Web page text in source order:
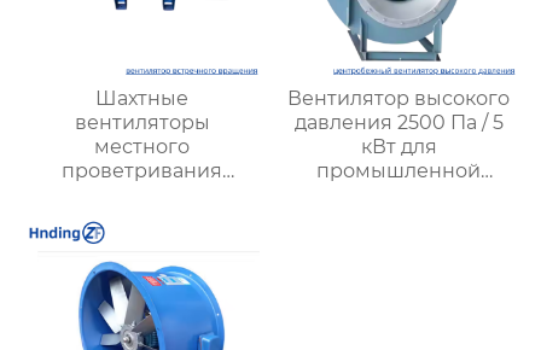
Шахтные
вентиляторы
местного
проветривания
Высокая безопасность
и эффективность
Вентилятор высокого
давления 2500 Па / 5
кВт для
промышленной